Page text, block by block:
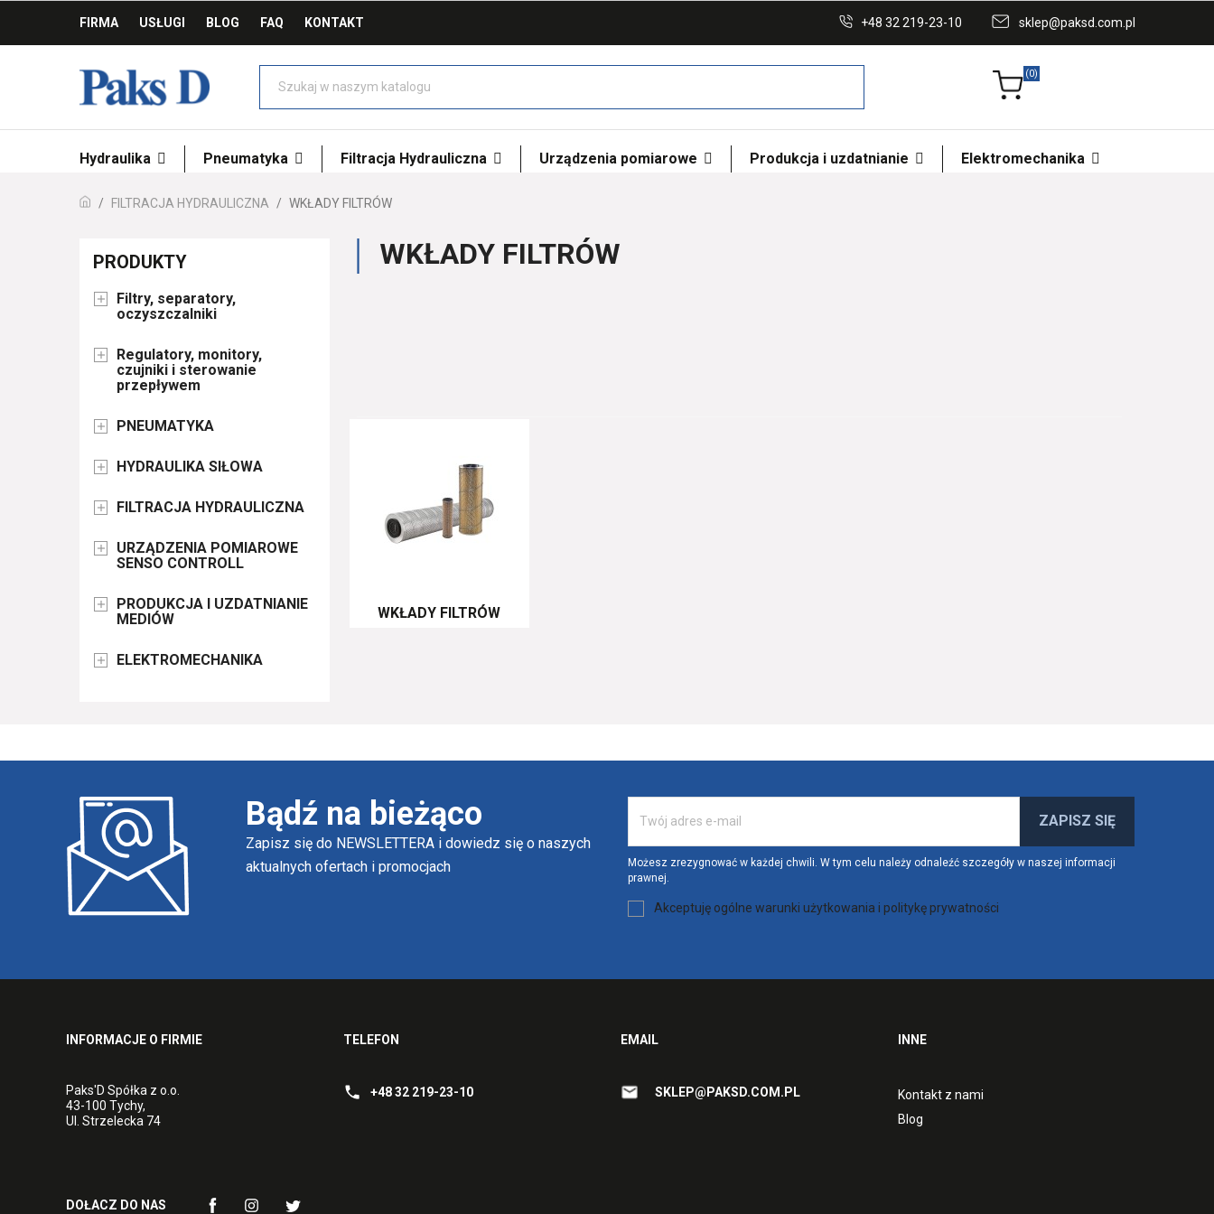
FIRMA USŁUGI BLOG FAQ KONTAKT +48 32 219-23-10 sklep@paksd.com.pl
(0)
Hydraulika Pneumatyka Filtracja Hydrauliczna Urządzenia pomiarowe Produkcja i uzdatnianie Elektromechanika
FILTRACJA HYDRAULICZNA WKŁADY FILTRÓW
PRODUKTY
Filtry, separatory,
oczyszczalniki

Regulatory, monitory,
czujniki i sterowanie
przepływem

PNEUMATYKA

HYDRAULIKA SIŁOWA

FILTRACJA HYDRAULICZNA

URZĄDZENIA POMIAROWE
SENSO CONTROLL

PRODUKCJA I UZDATNIANIE
MEDIÓW

ELEKTROMECHANIKA

WKŁADY FILTRÓW
WKŁADY FILTRÓW
Bądź na bieżąco
Zapisz się do NEWSLETTERA i dowiedz się o naszych
aktualnych ofertach i promocjach
Możesz zrezygnować w każdej chwili. W tym celu należy odnaleźć szczegóły w naszej informacji
prawnej.
Akceptuję ogólne warunki użytkowania i politykę prywatności
INFORMACJE O FIRMIE
Paks'D Spółka z o.o.
43-100 Tychy,
Ul. Strzelecka 74
TELEFON
+48 32 219-23-10
EMAIL
SKLEP@PAKSD.COM.PL
INNE
Kontakt z nami
Blog
DOŁACZ DO NAS